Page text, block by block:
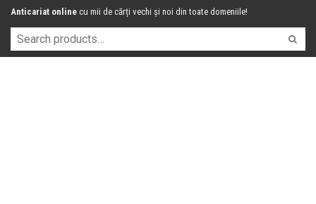
Anticariat online cu mii de cărți vechi și noi din toate domeniile!